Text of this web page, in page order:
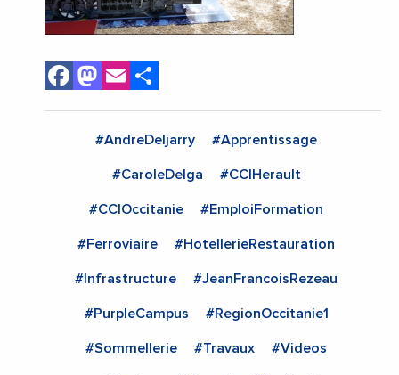
Facebook
Mastodon
Email
#AndreDeljarry #Apprentissage
#CaroleDelga #CCIHerault
#CCIOccitanie #EmploiFormation
#Ferroviaire #HotellerieRestauration
#Infrastructure #JeanFrancoisRezeau
#PurpleCampus #RegionOccitanie1
#Sommellerie #Travaux #Videos